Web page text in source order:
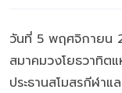
วันที่ 5 พฤศจิกายน
สมาคมวงโยธวาทิตแ
ประธานสโมสรกีฬา